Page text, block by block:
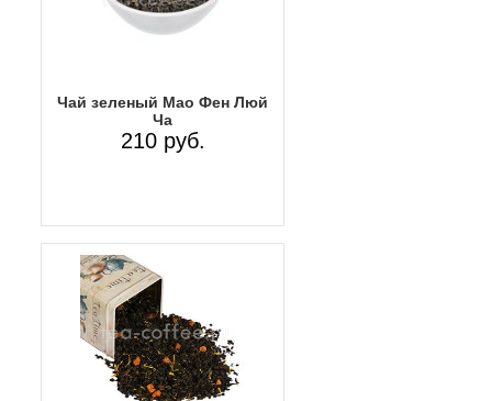
Чай зеленый Мао Фен Люй
Ча
210 руб.